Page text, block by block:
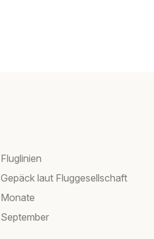
Fluglinien
Gepäck laut Fluggesellschaft
Monate
September